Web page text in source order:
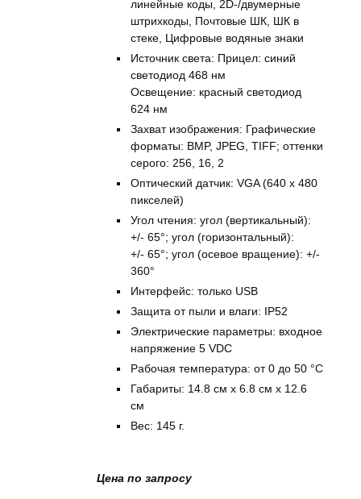
линейные коды, 2D-/двумерные
штрихкоды, Почтовые ШК, ШК в
стеке, Цифровые водяные знаки
Источник света: Прицел: синий
светодиод 468 нм
Освещение: красный светодиод
624 нм
Захват изображения: Графические
форматы: BMP, JPEG, TIFF; оттенки
серого: 256, 16, 2
Оптический датчик: VGA (640 x 480
пикселей)
Угол чтения: угол (вертикальный):
+/- 65°; угол (горизонтальный):
+/- 65°; угол (осевое вращение): +/-
360°
Интерфейс: только USB
Защита от пыли и влаги: IP52
Электрические параметры: входное
напряжение 5 VDC
Рабочая температура: от 0 до 50 °C
Габариты: 14.8 см x 6.8 см x 12.6
см
Вес: 145 г.
Цена по запросу